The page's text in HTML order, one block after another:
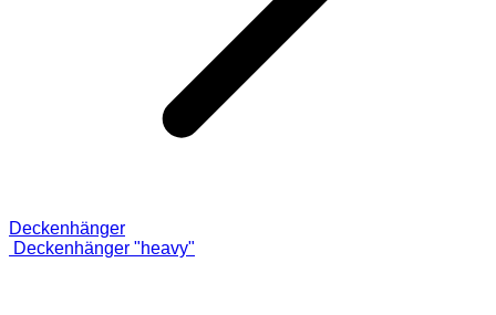
Deckenhänger
Deckenhänger "heavy"